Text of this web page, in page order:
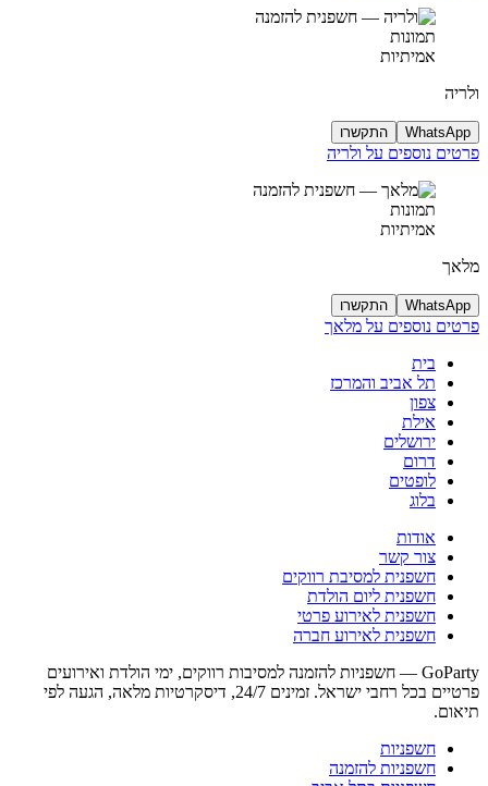
תמונות
אמיתיות
ולריה
WhatsApp התקשרו
פרטים נוספים על ולריה
תמונות
אמיתיות
מלאך
WhatsApp התקשרו
פרטים נוספים על מלאך
בית
תל אביב והמרכז
צפון
אילת
ירושלים
דרום
לופטים
בלוג
אודות
צור קשר
חשפנית למסיבת רווקים
חשפנית ליום הולדת
חשפנית לאירוע פרטי
חשפנית לאירוע חברה
GoParty — חשפניות להזמנה למסיבות רווקים, ימי הולדת ואירועים
פרטיים בכל רחבי ישראל. זמינים 24/7, דיסקרטיות מלאה, הגעה לפי
תיאום.
חשפניות
חשפניות להזמנה